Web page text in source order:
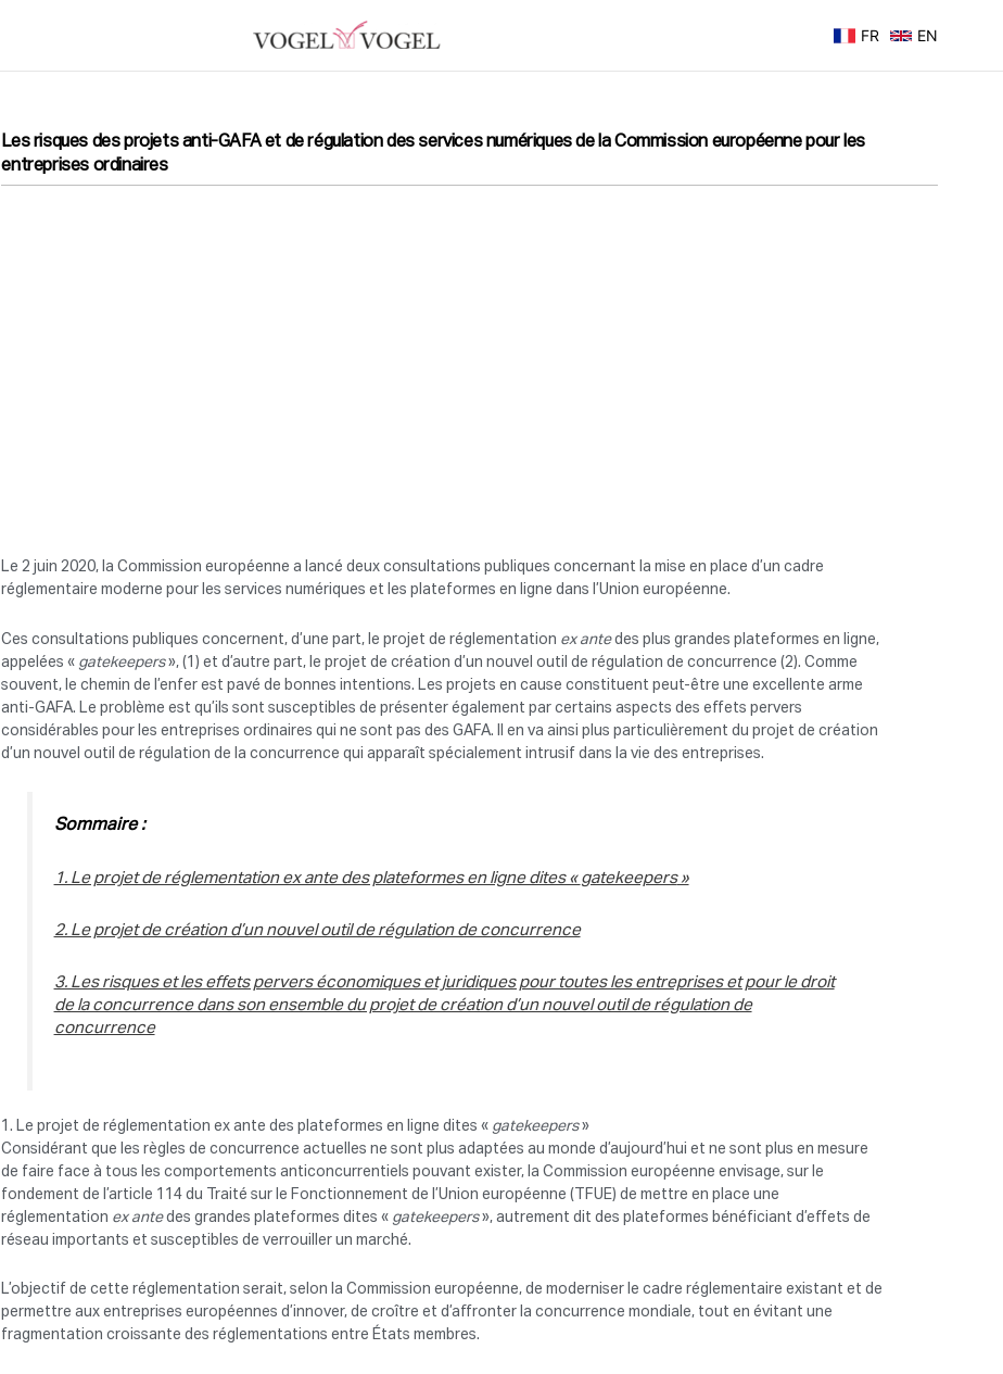
FR EN
Les risques des projets anti-GAFA et de régulation des services numériques de la Commission européenne pour les
entreprises ordinaires
Le 2 juin 2020, la Commission européenne a lancé deux consultations publiques concernant la mise en place d’un cadre
réglementaire moderne pour les services numériques et les plateformes en ligne dans l’Union européenne.
Ces consultations publiques concernent, d’une part, le projet de réglementation ex antedes plus grandes plateformes en ligne,
appelées « gatekeepers», (1) et d’autre part, le projet de création d’un nouvel outil de régulation de concurrence (2). Comme
souvent, le chemin de l’enfer est pavé de bonnes intentions. Les projets en cause constituent peut-être une excellente arme
anti-GAFA. Le problème est qu’ils sont susceptibles de présenter également par certains aspects des effets pervers
considérables pour les entreprises ordinaires qui ne sont pas des GAFA. Il en va ainsi plus particulièrement du projet de création
d’un nouvel outil de régulation de la concurrence qui apparaît spécialement intrusif dans la vie des entreprises.
Sommaire :
1. Le projet de réglementation ex ante des plateformes en ligne dites « gatekeepers»
2. Le projet de création d’un nouvel outil de régulation de concurrence
3. Les risques et les effets pervers économiques et juridiques pour toutes les entreprises et pour le droit
de la concurrence dans son ensemble du projet de création d’un nouvel outil de régulation de
concurrence
1. Le projet de réglementation ex ante des plateformes en ligne dites « gatekeepers»
Considérant que les règles de concurrence actuelles ne sont plus adaptées au monde d’aujourd’hui et ne sont plus en mesure
de faire face à tous les comportements anticoncurrentiels pouvant exister, la Commission européenne envisage, sur le
fondement de l’article 114 du Traité sur le Fonctionnement de l’Union européenne (TFUE) de mettre en place une
réglementation ex antedes grandes plateformes dites « gatekeepers», autrement dit des plateformes bénéficiant d’effets de
réseau importants et susceptibles de verrouiller un marché.
L’objectif de cette réglementation serait, selon la Commission européenne, de moderniser le cadre réglementaire existant et de
permettre aux entreprises européennes d’innover, de croître et d’affronter la concurrence mondiale, tout en évitant une
fragmentation croissante des réglementations entre États membres.